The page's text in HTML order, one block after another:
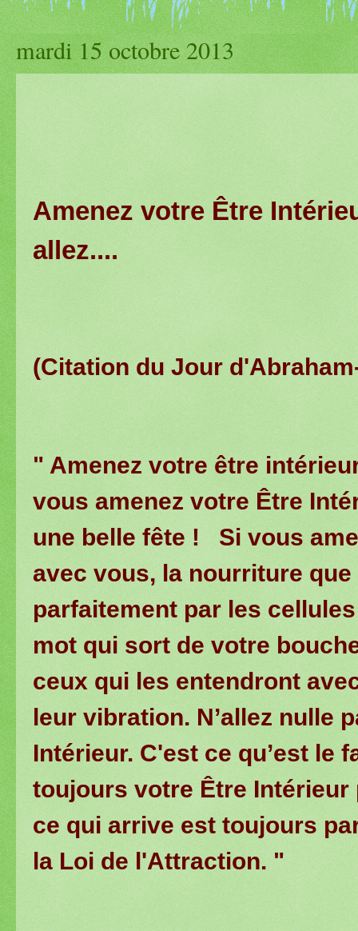
mardi 15 octobre 2013
Amenez votre Être
allez....
(Citation du Jour
" Amenez votre être
vous amenez votre Être
une belle fête ! Si vous
avec vous, la nourriture
parfaitement par les
mot qui sort de votre
ceux qui les entendront
leur vibration. N’allez nulle
Intérieur. C'est ce qu’est le
toujours votre Être
ce qui arrive est toujours
la Loi de l'Attraction. "